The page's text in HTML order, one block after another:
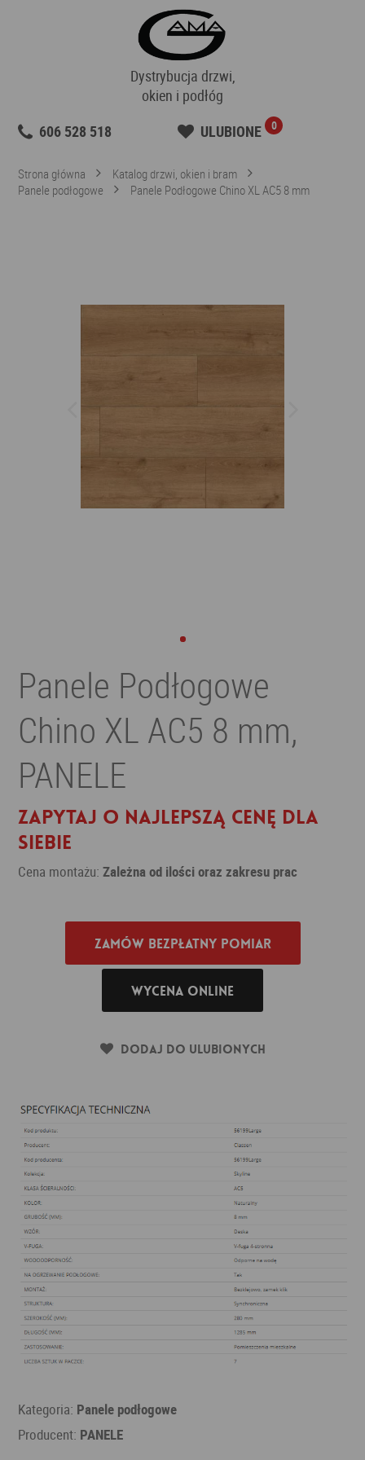
Dystrybucja drzwi,
okien i podłóg
606 528 518
ULUBIONE 0
Strona główna
Katalog drzwi, okien i bram
Panele podłogowe
Panele Podłogowe Chino XL AC5 8 mm
Panele Podłogowe
Chino XL AC5 8 mm,
PANELE
Zapytaj o najlepszą cenę dla
siebie
Cena montażu:Zależna od ilości oraz zakresu prac
Zamów bezpłatny pomiar
Wycena online
Dodaj do ulubionych
Kategoria: Panele podłogowe
Producent: PANELE